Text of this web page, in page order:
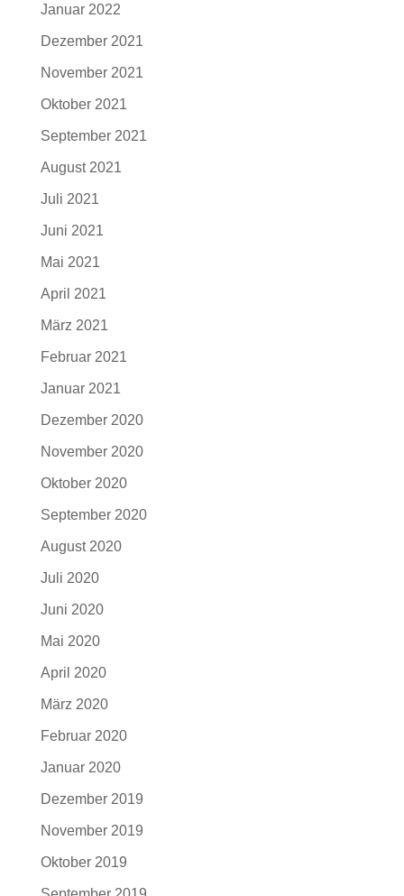
Januar 2022
Dezember 2021
November 2021
Oktober 2021
September 2021
August 2021
Juli 2021
Juni 2021
Mai 2021
April 2021
März 2021
Februar 2021
Januar 2021
Dezember 2020
November 2020
Oktober 2020
September 2020
August 2020
Juli 2020
Juni 2020
Mai 2020
April 2020
März 2020
Februar 2020
Januar 2020
Dezember 2019
November 2019
Oktober 2019